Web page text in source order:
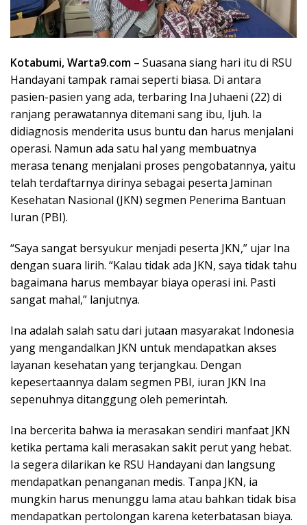
Kotabumi, Warta9.com – Suasana siang hari itu di RSU
Handayani tampak ramai seperti biasa. Di antara
pasien-pasien yang ada, terbaring Ina Juhaeni (22) di
ranjang perawatannya ditemani sang ibu, Ijuh. Ia
didiagnosis menderita usus buntu dan harus menjalani
operasi. Namun ada satu hal yang membuatnya
merasa tenang menjalani proses pengobatannya, yaitu
telah terdaftarnya dirinya sebagai peserta Jaminan
Kesehatan Nasional (JKN) segmen Penerima Bantuan
Iuran (PBI).
“Saya sangat bersyukur menjadi peserta JKN,” ujar Ina
dengan suara lirih. “Kalau tidak ada JKN, saya tidak tahu
bagaimana harus membayar biaya operasi ini. Pasti
sangat mahal,” lanjutnya.
Ina adalah salah satu dari jutaan masyarakat Indonesia
yang mengandalkan JKN untuk mendapatkan akses
layanan kesehatan yang terjangkau. Dengan
kepesertaannya dalam segmen PBI, iuran JKN Ina
sepenuhnya ditanggung oleh pemerintah.
Ina bercerita bahwa ia merasakan sendiri manfaat JKN
ketika pertama kali merasakan sakit perut yang hebat.
Ia segera dilarikan ke RSU Handayani dan langsung
mendapatkan penanganan medis. Tanpa JKN, ia
mungkin harus menunggu lama atau bahkan tidak bisa
mendapatkan pertolongan karena keterbatasan biaya.